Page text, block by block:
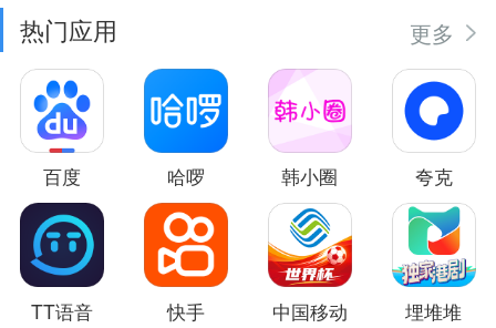
热门应用 更多
百度 哈啰 韩小圈 夸克
TT语音 快手 中国移动 埋堆堆